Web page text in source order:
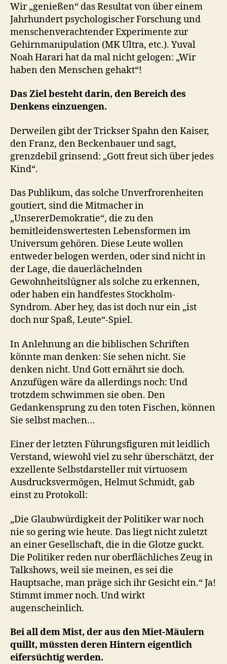
Wir „genießen“ das Resultat von über einem
Jahrhundert psychologischer Forschung und
menschenverachtender Experimente zur
Gehirnmanipulation (MK Ultra, etc.). Yuval
Noah Harari hat da mal nicht gelogen: „Wir
haben den Menschen gehakt“!
Das Ziel besteht darin, den Bereich des
Denkens einzuengen.
Derweilen gibt der Trickser Spahn den Kaiser,
den Franz, den Beckenbauer und sagt,
grenzdebil grinsend: „Gott freut sich über jedes
Kind“.
Das Publikum, das solche Unverfrorenheiten
goutiert, sind die Mitmacher in
„UnsererDemokratie“, die zu den
bemitleidenswertesten Lebensformen im
Universum gehören. Diese Leute wollen
entweder belogen werden, oder sind nicht in
der Lage, die dauerlächelnden
Gewohnheitslügner als solche zu erkennen,
oder haben ein handfestes Stockholm-
Syndrom. Aber hey, das ist doch nur ein „ist
doch nur Spaß, Leute“-Spiel.
In Anlehnung an die biblischen Schriften
könnte man denken: Sie sehen nicht. Sie
denken nicht. Und Gott ernährt sie doch.
Anzufügen wäre da allerdings noch: Und
trotzdem schwimmen sie oben. Den
Gedankensprung zu den toten Fischen, können
Sie selbst machen…
Einer der letzten Führungsfiguren mit leidlich
Verstand, wiewohl viel zu sehr überschätzt, der
exzellente Selbstdarsteller mit virtuosem
Ausdrucksvermögen, Helmut Schmidt, gab
einst zu Protokoll:
„Die Glaubwürdigkeit der Politiker war noch
nie so gering wie heute. Das liegt nicht zuletzt
an einer Gesellschaft, die in die Glotze guckt.
Die Politiker reden nur oberflächliches Zeug in
Talkshows, weil sie meinen, es sei die
Hauptsache, man präge sich ihr Gesicht ein.“ Ja!
Stimmt immer noch. Und wirkt
augenscheinlich.
Bei all dem Mist, der aus den Miet-Mäulern
quillt, müssten deren Hintern eigentlich
eifersüchtig werden.